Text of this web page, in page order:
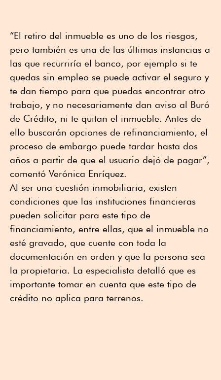
“El retiro del inmueble es uno de los riesgos,
pero también es una de las últimas instancias a
las que recurriría el banco, por ejemplo si te
quedas sin empleo se puede activar el seguro y
te dan tiempo para que puedas encontrar otro
trabajo, y no necesariamente dan aviso al Buró
de Crédito, ni te quitan el inmueble. Antes de
ello buscarán opciones de refinanciamiento, el
proceso de embargo puede tardar hasta dos
años a partir de que el usuario dejó de pagar”,
comentó Verónica Enríquez.
Al ser una cuestión inmobiliaria, existen
condiciones que las instituciones financieras
pueden solicitar para este tipo de
financiamiento, entre ellas, que el inmueble no
esté gravado, que cuente con toda la
documentación en orden y que la persona sea
la propietaria. La especialista detalló que es
importante tomar en cuenta que este tipo de
crédito no aplica para terrenos.